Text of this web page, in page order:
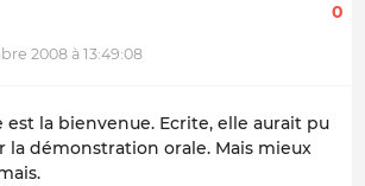
2008 à 13:49:08
0
la bienvenue. Ecrite, elle aurait pu
la démonstration orale. Mais mieux